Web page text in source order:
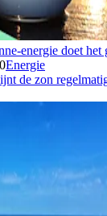
energie doet het
Energie
de zon